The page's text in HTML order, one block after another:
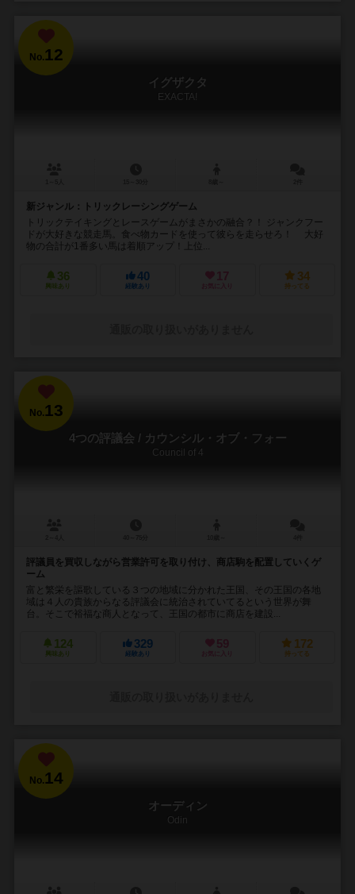
No.12
イグザクタ
EXACTA!
新ジャンル：トリックレーシングゲーム
トリックテイキングとレースゲームがまさかの融合？！ ジャンクフー
ドが大好きな競走馬。食べ物カードを使って彼らを走らせろ！ 大好
物の合計が1番多い馬は着順アップ！上位...
36
興味あり
40
経験あり
17
お気に入り
34
持ってる
No.13
4つの評議会 / カウンシル・オブ・フォー
Council of 4
評議員を買収しながら営業許可を取り付け、商店駒を配置していくゲ
ーム
富と繁栄を謳歌している３つの地域に分かれた王国、その王国の各地
域は４人の貴族からなる評議会に統治されていてるという世界が舞
台。そこで裕福な商人となって、王国の都市に商店を建設...
124
興味あり
329
経験あり
59
お気に入り
172
持ってる
No.14
オーディン
Odin